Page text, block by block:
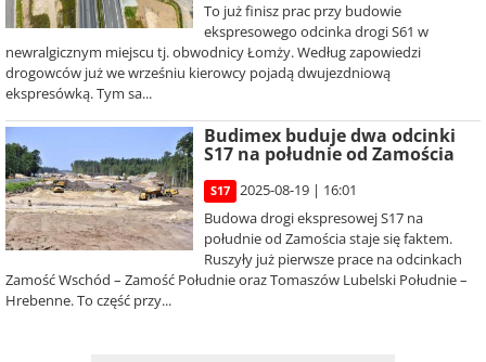
To już finisz prac przy budowie
ekspresowego odcinka drogi S61 w
newralgicznym miejscu tj. obwodnicy Łomży. Według zapowiedzi
drogowców już we wrześniu kierowcy pojadą dwujezdniową
ekspresówką. Tym sa...
Budimex buduje dwa odcinki
S17 na południe od Zamościa
S17
2025-08-19 | 16:01
Budowa drogi ekspresowej S17 na
południe od Zamościa staje się faktem.
Ruszyły już pierwsze prace na odcinkach
Zamość Wschód – Zamość Południe oraz Tomaszów Lubelski Południe –
Hrebenne. To część przy...